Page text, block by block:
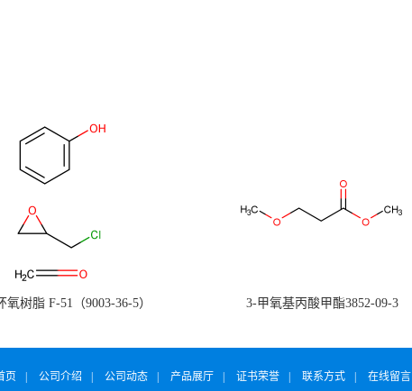
氧树脂 F-51（9003-36-5） 3-甲氧基丙酸甲酯3852-09-3
页 公司介绍 公司动态 产品展厅 证书荣誉 联系方式 在线留言